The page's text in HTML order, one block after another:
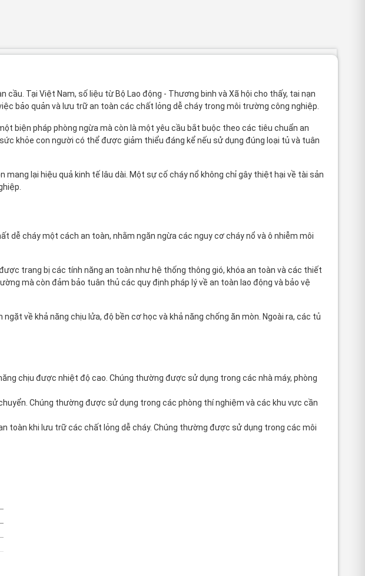
Tại Việt Nam, số liệu từ Bộ Lao động - Thương binh và Xã hội cho thấy, tai nạn
bảo quản và lưu trữ an toàn các chất lỏng dễ cháy trong môi trường công nghiệp.
biện pháp phòng ngừa mà còn là một yêu cầu bắt buộc theo các tiêu chuẩn an
khỏe con người có thể được giảm thiểu đáng kể nếu sử dụng đúng loại tủ và tuân
lại hiệu quả kinh tế lâu dài. Một sự cố cháy nổ không chỉ gây thiệt hại về tài sản
dễ cháy một cách an toàn, nhằm ngăn ngừa các nguy cơ cháy nổ và ô nhiễm môi
trang bị các tính năng an toàn như hệ thống thông gió, khóa an toàn và các thiết
mà còn đảm bảo tuân thủ các quy định pháp lý về an toàn lao động và bảo vệ
về khả năng chịu lửa, độ bền cơ học và khả năng chống ăn mòn. Ngoài ra, các tủ
chịu được nhiệt độ cao. Chúng thường được sử dụng trong các nhà máy, phòng
Chúng thường được sử dụng trong các phòng thí nghiệm và các khu vực cần
toàn khi lưu trữ các chất lỏng dễ cháy. Chúng thường được sử dụng trong các môi